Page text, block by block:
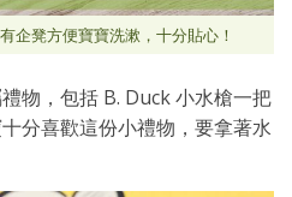
企凳方便寶寶洗漱，十分貼心！
物，包括 B. Duck 小水槍一把
分喜歡這份小禮物，要拿著水